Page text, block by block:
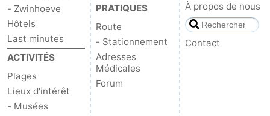
- Zwinhoeve
Hôtels
Last minutes
ACTIVITÉS
Plages
Lieux d'intérêt
- Musées
PRATIQUES
Route
- Stationnement
Adresses
Médicales
Forum
À propos de nous
Contact